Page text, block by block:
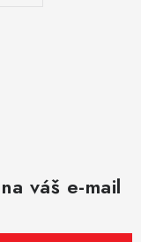
váš e-mail